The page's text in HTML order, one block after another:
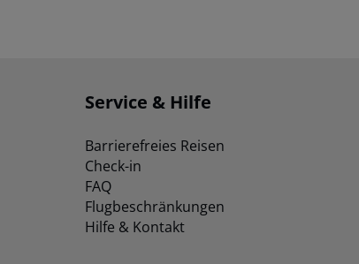
Service & Hilfe
Barrierefreies Reisen
Check-in
FAQ
Flugbeschränkungen
Hilfe & Kontakt